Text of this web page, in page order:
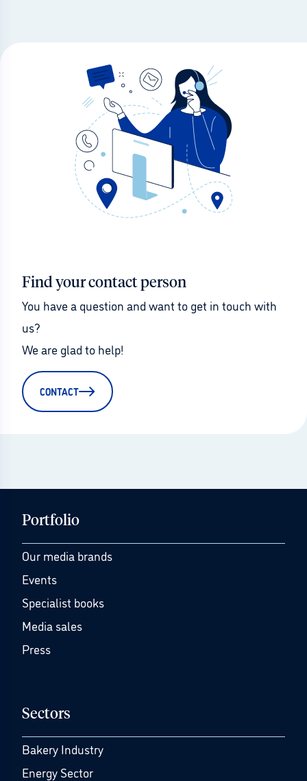
Find your contact person
You have a question and want to get in touch with
us?
We are glad to help!
CONTACT
Portfolio
Our media brands
Events
Specialist books
Media sales
Press
Sectors
Bakery Industry
Energy Sector